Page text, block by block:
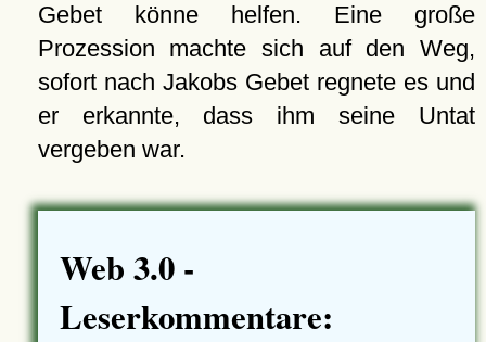
Gebet könne helfen. Eine große
Prozession machte sich auf den Weg,
sofort nach Jakobs Gebet regnete es und
er erkannte, dass ihm seine Untat
vergeben war.
Web 3.0 -
Leserkommentare: